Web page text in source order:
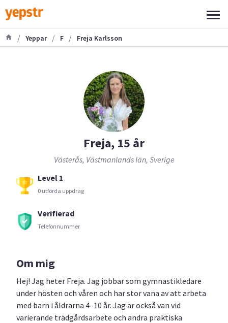
/ Yeppar / F / Freja Karlsson
Freja, 15 år
Västerås, Västmanlands län, Sverige
Level 1
0 utförda uppdrag
Verifierad
Telefonnummer
Om mig
Hej! Jag heter Freja. Jag jobbar som gymnastikledare
under hösten och våren och har stor vana av att arbeta
med barn i åldrarna 4–10 år. Jag är också van vid
varierande trädgårdsarbete och andra praktiska